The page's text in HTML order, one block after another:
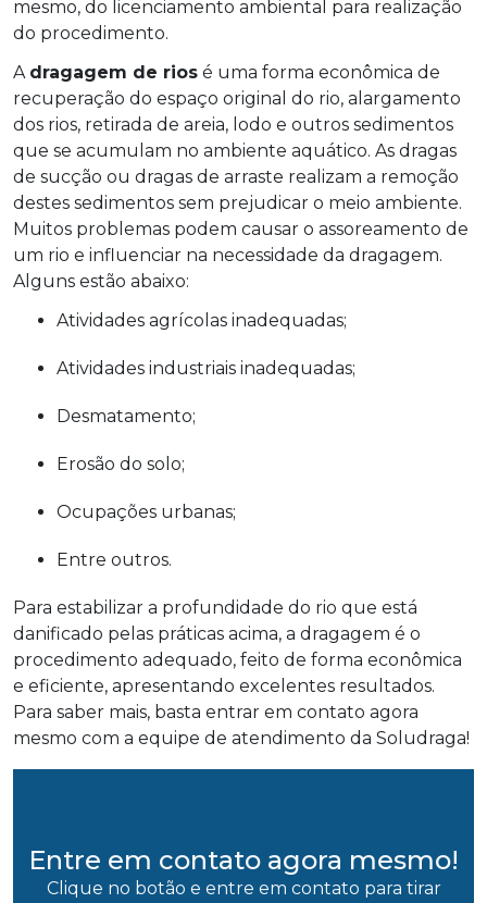
mesmo, do licenciamento ambiental para realização
do procedimento.
A dragagem de rios é uma forma econômica de
recuperação do espaço original do rio, alargamento
dos rios, retirada de areia, lodo e outros sedimentos
que se acumulam no ambiente aquático. As dragas
de sucção ou dragas de arraste realizam a remoção
destes sedimentos sem prejudicar o meio ambiente.
Muitos problemas podem causar o assoreamento de
um rio e influenciar na necessidade da dragagem.
Alguns estão abaixo:
Atividades agrícolas inadequadas;
Atividades industriais inadequadas;
Desmatamento;
Erosão do solo;
Ocupações urbanas;
Entre outros.
Para estabilizar a profundidade do rio que está
danificado pelas práticas acima, a dragagem é o
procedimento adequado, feito de forma econômica
e eficiente, apresentando excelentes resultados.
Para saber mais, basta entrar em contato agora
mesmo com a equipe de atendimento da Soludraga!
Entre em contato agora mesmo!
Clique no botão e entre em contato para tirar